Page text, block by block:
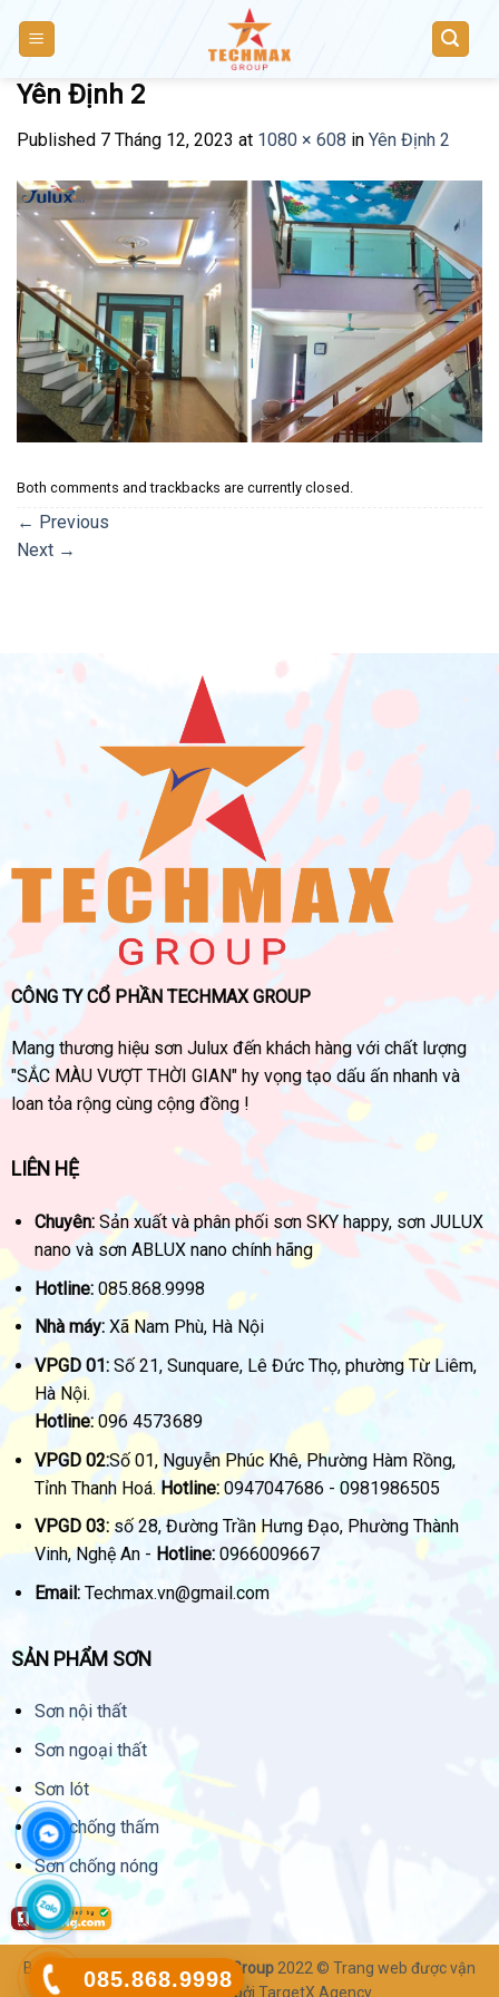
085.868.9998
Yên Định 2
Published 7 Tháng 12, 2023 at 1080 × 608 in Yên Định 2
Both comments and trackbacks are currently closed.
← Previous
Next →
CÔNG TY CỔ PHẦN TECHMAX GROUP
Mang thương hiệu sơn Julux đến khách hàng với chất lượng
"SẮC MÀU VƯỢT THỜI GIAN" hy vọng tạo dấu ấn nhanh và
loan tỏa rộng cùng cộng đồng !
LIÊN HỆ
Chuyên:Sản xuất và phân phối sơn SKY happy, sơn JULUX
nano và sơn ABLUX nano chính hãng
Hotline:085.868.9998
Nhà máy:Xã Nam Phù, Hà Nội
VPGD 01:Số 21, Sunquare, Lê Đức Thọ, phường Từ Liêm,
Hà Nội.
Hotline:096 4573689
VPGD 02:Số 01, Nguyễn Phúc Khê, Phường Hàm Rồng,
Tỉnh Thanh Hoá.Hotline:0947047686 - 0981986505
VPGD 03:số 28, Đường Trần Hưng Đạo, Phường Thành
Vinh, Nghệ An - Hotline:0966009667
Email:Techmax.vn@gmail.com
SẢN PHẨM SƠN
Sơn nội thất
Sơn ngoại thất
Sơn lót
Sơn chống thấm
Sơn chống nóng
Bản quyền thuộc vềTechmax Group 2022 © Trang web được vận
hành & quản lý bởi TargetX Agency